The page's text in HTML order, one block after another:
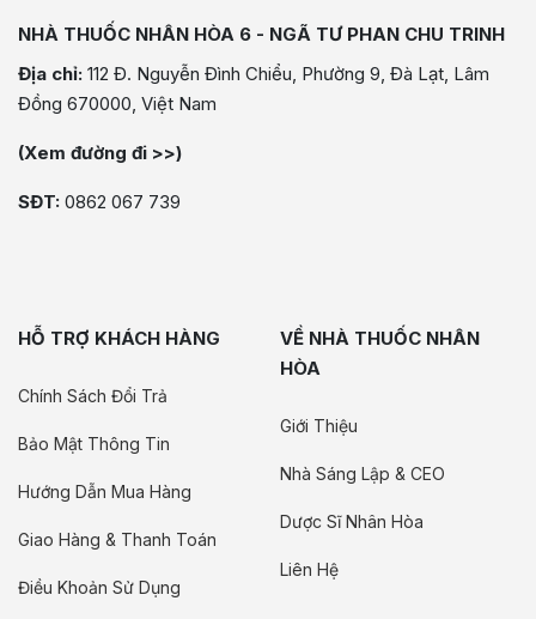
NHÀ THUỐC NHÂN HÒA 6 - NGÃ TƯ PHAN CHU TRINH
Địa chỉ: 112 Đ. Nguyễn Đình Chiểu, Phường 9, Đà Lạt, Lâm
Đồng 670000, Việt Nam
(Xem đường đi >>)
SĐT: 0862 067 739
HỖ TRỢ KHÁCH HÀNG
Chính Sách Đổi Trả
Bảo Mật Thông Tin
Hướng Dẫn Mua Hàng
Giao Hàng & Thanh Toán
Điều Khoản Sử Dụng
VỀ NHÀ THUỐC NHÂN
HÒA
Giới Thiệu
Nhà Sáng Lập & CEO
Dược Sĩ Nhân Hòa
Liên Hệ